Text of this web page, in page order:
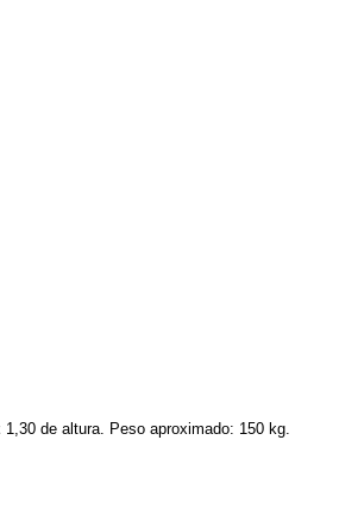
de altura. Peso aproximado: 150 kg.